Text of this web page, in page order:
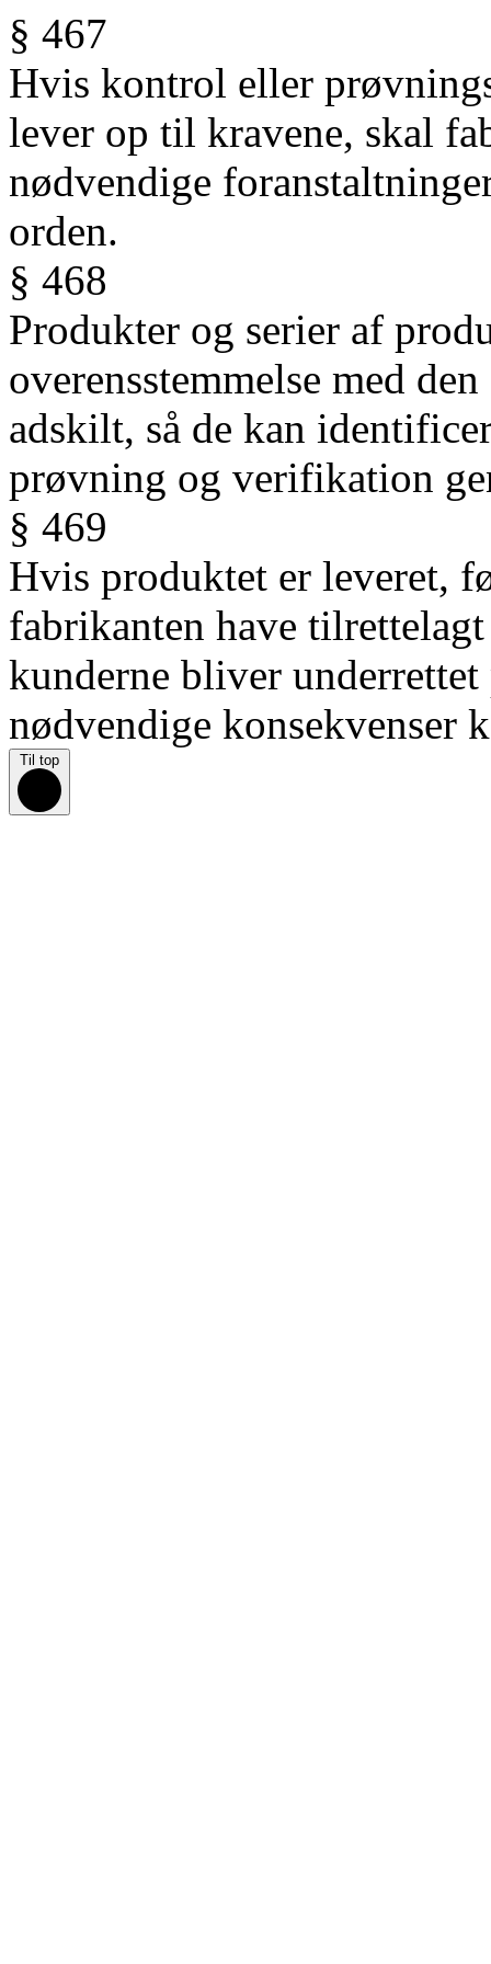
§ 467
Hvis kontrol eller
lever op til kravene, skal
nødvendige
orden.
§ 468
Produkter og serier af
overensstemmelse med
adskilt, så de kan
prøvning og verifikation
§ 469
Hvis produktet er leveret,
fabrikanten have
kunderne bliver underrettet
nødvendige konsekvenser
Til top